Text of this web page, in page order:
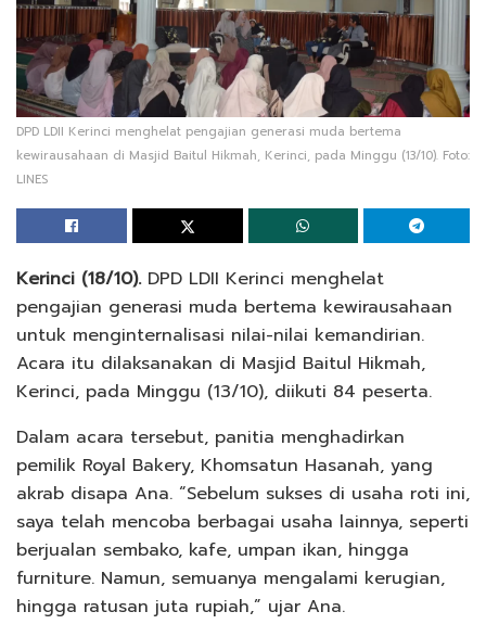
DPD LDII Kerinci menghelat pengajian generasi muda bertema
kewirausahaan di Masjid Baitul Hikmah, Kerinci, pada Minggu (13/10). Foto:
LINES
Kerinci (18/10).DPD LDII Kerinci menghelat
pengajian generasi muda bertema kewirausahaan
untuk menginternalisasi nilai-nilai kemandirian.
Acara itu dilaksanakan di Masjid Baitul Hikmah,
Kerinci, pada Minggu (13/10), diikuti 84 peserta.
Dalam acara tersebut, panitia menghadirkan
pemilik Royal Bakery, Khomsatun Hasanah, yang
akrab disapa Ana. “Sebelum sukses di usaha roti ini,
saya telah mencoba berbagai usaha lainnya, seperti
berjualan sembako, kafe, umpan ikan, hingga
furniture. Namun, semuanya mengalami kerugian,
hingga ratusan juta rupiah,” ujar Ana.